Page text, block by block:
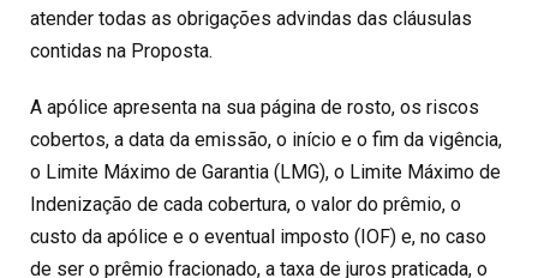
atender todas as obrigações advindas das cláusulas
contidas na Proposta.
A apólice apresenta na sua página de rosto, os riscos
cobertos, a data da emissão, o início e o fim da vigência,
o Limite Máximo de Garantia (LMG), o Limite Máximo de
Indenização de cada cobertura, o valor do prêmio, o
custo da apólice e o eventual imposto (IOF) e, no caso
de ser o prêmio fracionado, a taxa de juros praticada, o